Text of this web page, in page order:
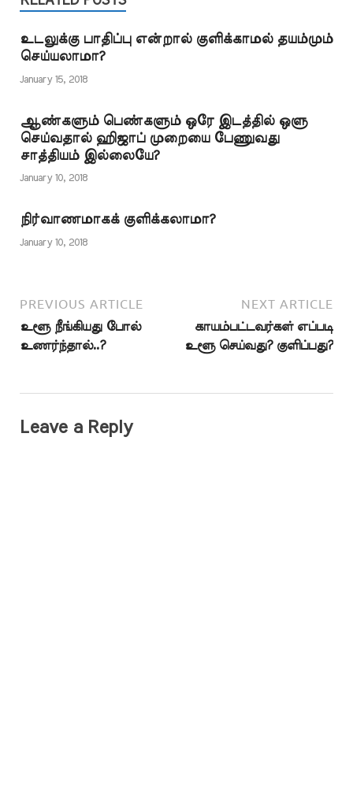
என்பது இந்த வசனத்தில்
தெளிவாகக்…
செய்ய இயலாவிட்டால்
எப்படி தயம்மும் செய்தால்
போதுமோ அதுபோல்
குளிப்பு கடமையாக
இருக்கும் போது தண்ணீர்
பயன்படுத்த
முடியாவிட்டால் அவர்
உளூச் செய்யவோ,
குளிக்கவோ…
உடலுக்கு பாதிப்பு என்றால் குளிக்காமல் தயம்மும்
செய்யலாமா?
January 15, 2018
ஆண்களும் பெண்களும் ஒரே இடத்தில் ஒளு
செய்வதால் ஹிஜாப் முறையை பேணுவது
சாத்தியம் இல்லையே?
January 10, 2018
நிர்வாணமாகக் குளிக்கலாமா?
January 10, 2018
PREVIOUS ARTICLE
உளூ நீங்கியது போல்
உணர்ந்தால்..?
NEXT ARTICLE
காயம்பட்டவர்கள் எப்படி
உளூ செய்வது? குளிப்பது?
Leave a Reply